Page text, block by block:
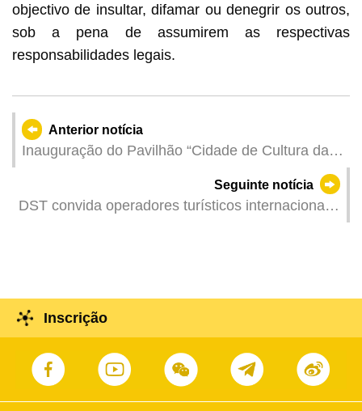
objectivo de insultar, difamar ou denegrir os outros,
sob a pena de assumirem as respectivas
responsabilidades legais.
Anterior notícia
Inauguração do Pavilhão “Cidade de Cultura da
Seguinte notícia
DST convida operadores turísticos internacionais
Inscrição